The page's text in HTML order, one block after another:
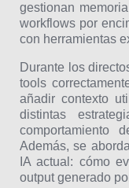
gestionan
workflows por
con herramientas
Durante los
tools
añadir contexto
distintas
comportamiento
Además, se
IA actual: cómo
output generado